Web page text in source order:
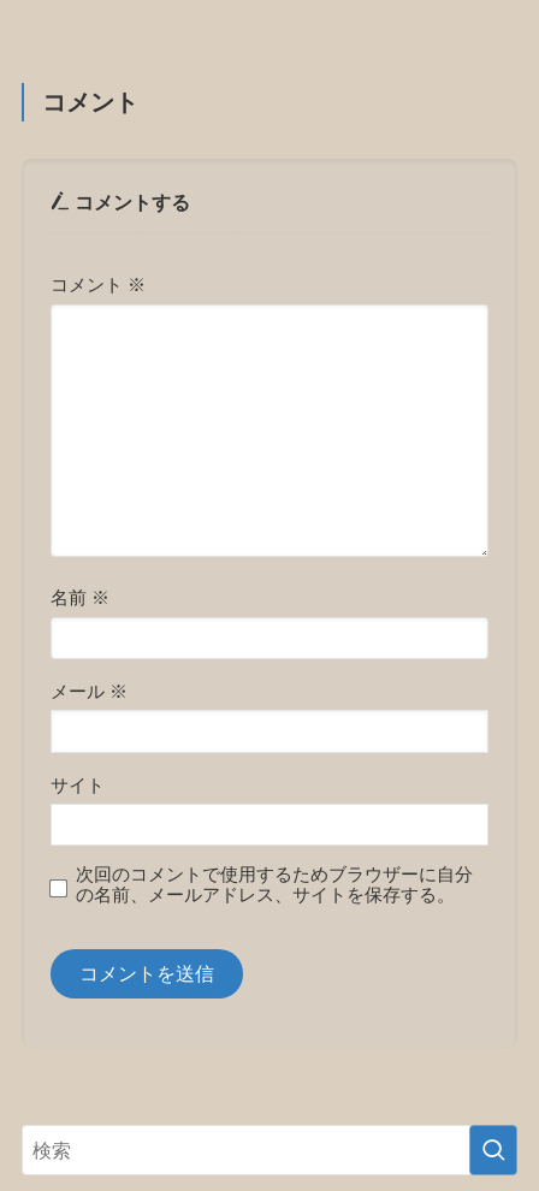
コメント
コメントする
コメント ※
名前 ※
メール ※
サイト
次回のコメントで使用するためブラウザーに自分
の名前、メールアドレス、サイトを保存する。